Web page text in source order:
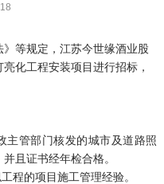
等规定，江苏今世缘酒业股
化工程安装项目进行招标，
主管部门核发的城市及道路照
且证书经年检合格。
程的项目施工管理经验。